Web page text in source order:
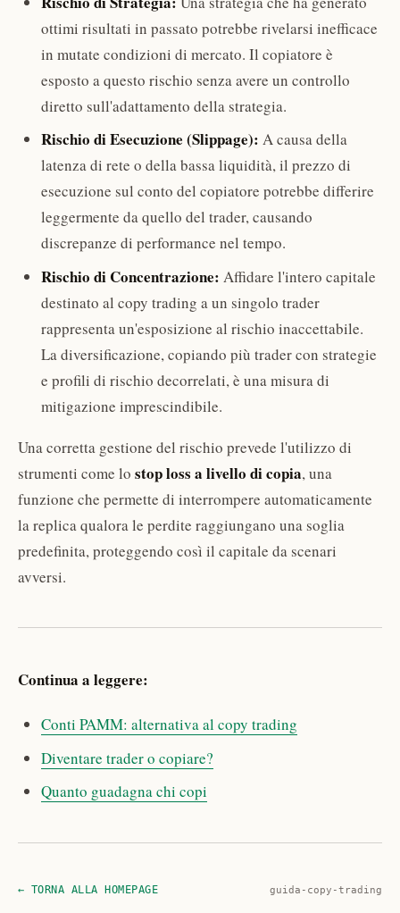
ottimi risultati in passato potrebbe rivelarsi inefficace
in mutate condizioni di mercato. Il copiatore è
esposto a questo rischio senza avere un controllo
diretto sull'adattamento della strategia.
Rischio di Esecuzione (Slippage): A causa della
latenza di rete o della bassa liquidità, il prezzo di
esecuzione sul conto del copiatore potrebbe differire
leggermente da quello del trader, causando
discrepanze di performance nel tempo.
Rischio di Concentrazione: Affidare l'intero capitale
destinato al copy trading a un singolo trader
rappresenta un'esposizione al rischio inaccettabile.
La diversificazione, copiando più trader con strategie
e profili di rischio decorrelati, è una misura di
mitigazione imprescindibile.
Una corretta gestione del rischio prevede l'utilizzo di
strumenti come lo stop loss a livello di copia, una
funzione che permette di interrompere automaticamente
la replica qualora le perdite raggiungano una soglia
predefinita, proteggendo così il capitale da scenari
avversi.
Continua a leggere:
Conti PAMM: alternativa al copy trading
Diventare trader o copiare?
Quanto guadagna chi copi
← TORNA ALLA HOMEPAGE guida-copy-trading